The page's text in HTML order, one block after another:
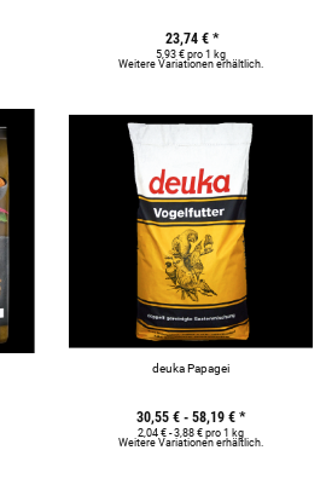
23,74 €*
5,93 € pro 1 kg
Weitere Variationen erhältlich.
deuka Papagei
30,55 € - 58,19 € *
2,04 € - 3,88 € pro 1 kg
Weitere Variationen erhältlich.